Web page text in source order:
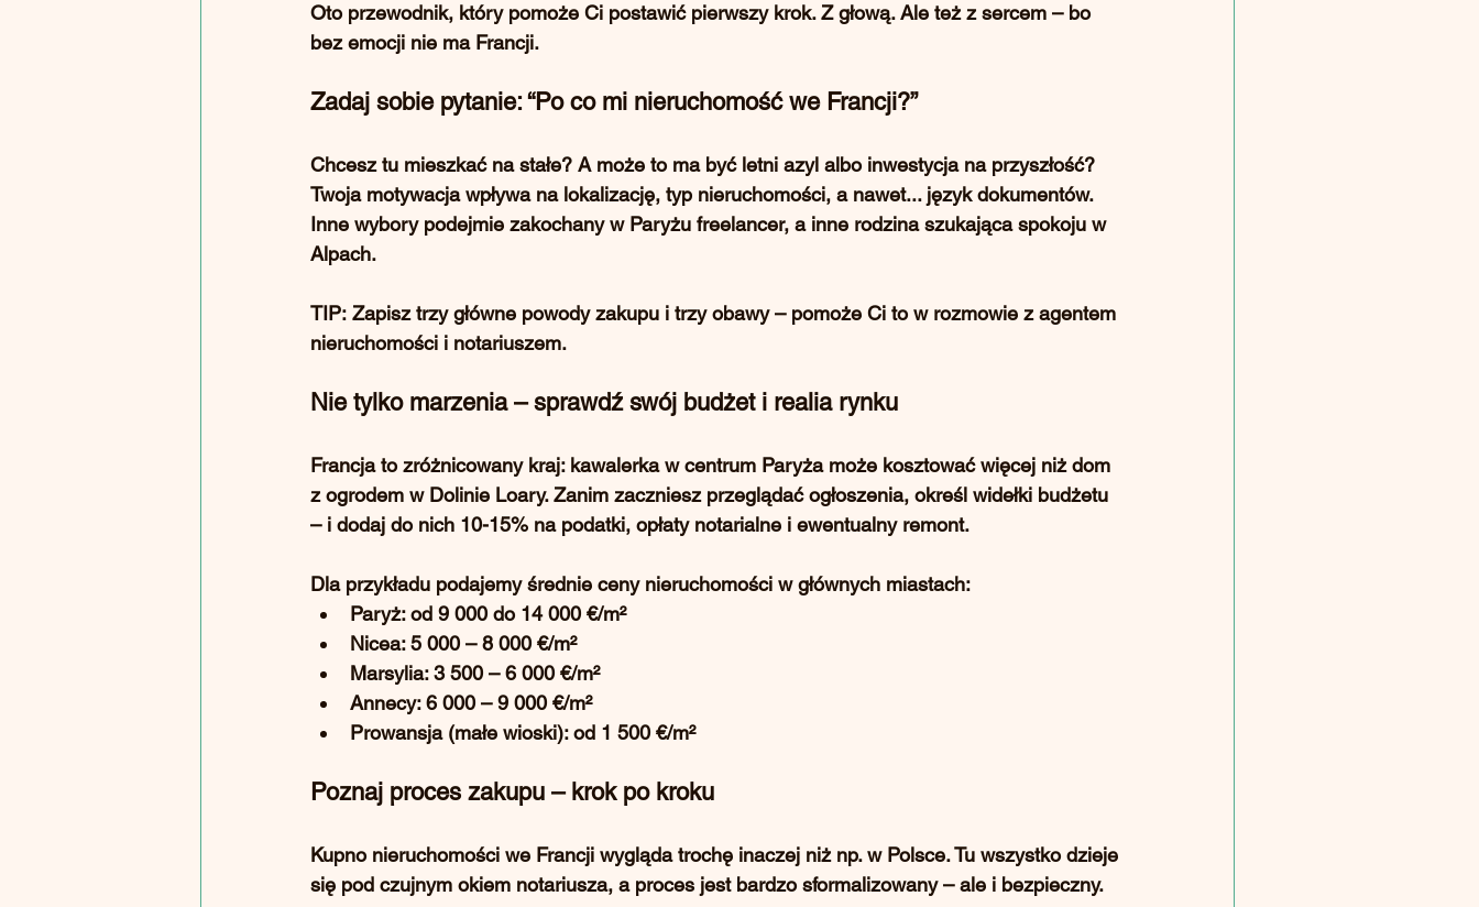
Oto przewodnik, który pomoże Ci postawić pierwszy krok. Z głową. Ale też z sercem – bo
bez emocji nie ma Francji.
Zadaj sobie pytanie: “Po co mi nieruchomość we Francji?”
Chcesz tu mieszkać na stałe? A może to ma być letni azyl albo inwestycja na przyszłość?
Twoja motywacja wpływa na lokalizację, typ nieruchomości, a nawet... język dokumentów.
Inne wybory podejmie zakochany w Paryżu freelancer, a inne rodzina szukająca spokoju w
Alpach.
TIP: Zapisz trzy główne powody zakupu i trzy obawy – pomoże Ci to w rozmowie z agentem
nieruchomości i notariuszem.
Nie tylko marzenia – sprawdź swój budżet i realia rynku
Francja to zróżnicowany kraj: kawalerka w centrum Paryża może kosztować więcej niż dom
z ogrodem w Dolinie Loary. Zanim zaczniesz przeglądać ogłoszenia, określ widełki budżetu
– i dodaj do nich 10-15% na podatki, opłaty notarialne i ewentualny remont.
Dla przykładu podajemy średnie ceny nieruchomości w głównych miastach:
Paryż: od 9 000 do 14 000 €/m²
Nicea: 5 000 – 8 000 €/m²
Marsylia: 3 500 – 6 000 €/m²
Annecy: 6 000 – 9 000 €/m²
Prowansja (małe wioski): od 1 500 €/m²
Poznaj proces zakupu – krok po kroku
Kupno nieruchomości we Francji wygląda trochę inaczej niż np. w Polsce. Tu wszystko dzieje
się pod czujnym okiem notariusza, a proces jest bardzo sformalizowany – ale i bezpieczny.